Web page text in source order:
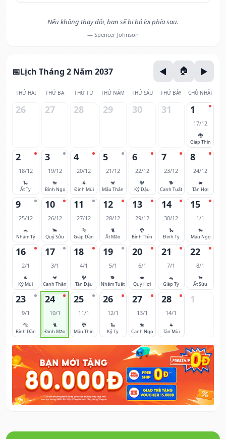
Nếu không thay đổi, bạn sẽ bị bỏ lại phía sau.
— Spencer Johnson
Lịch Tháng 2 Năm 2037
THỨ HAI THỨ BA THỨ TƯ THỨ NĂM THỨ SÁU THỨ BẢY CHỦ NHẬT
26 27 28 29 30 31 1
17/12
🐉
Giáp Thìn
2
18/12
🐍
Ất Tỵ
3
19/12
🐎
Bính Ngọ
4
20/12
🐐
Đinh Mùi
5
21/12
🐒
Mậu Thân
6
22/12
🐓
Kỷ Dậu
7
23/12
🐕
Canh Tuất
8
24/12
🐖
Tân Hợi
9
25/12
🐀
Nhâm Tý
10
26/12
🐂
Quý Sửu
11
27/12
🐅
Giáp Dần
12
28/12
🐈
Ất Mão
13
29/12
🐉
Bính Thìn
14
30/12
🐍
Đinh Tỵ
15
1/1
🐎
Mậu Ngọ
16
2/1
🐐
Kỷ Mùi
17
3/1
🐒
Canh Thân
18
4/1
🐓
Tân Dậu
19
5/1
🐕
Nhâm Tuất
20
6/1
🐖
Quý Hợi
21
7/1
🐀
Giáp Tý
22
8/1
🐂
Ất Sửu
23
9/1
🐅
Bính Dần
24
10/1
🐈
Đinh Mão
25
11/1
🐉
Mậu Thìn
26
12/1
🐍
Kỷ Tỵ
27
13/1
🐎
Canh Ngọ
28
14/1
🐐
Tân Mùi
1